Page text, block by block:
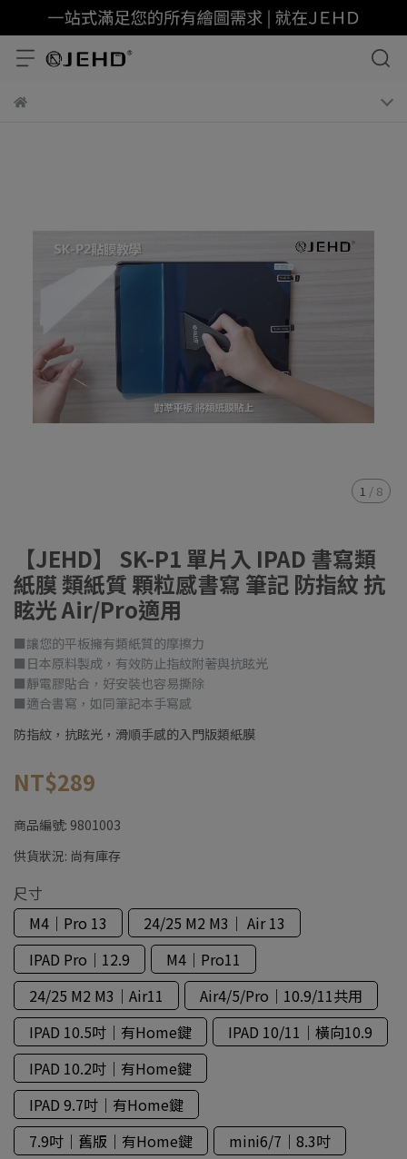
1 / 8
【JEHD】 SK-P1 單片入 IPAD 書寫類
紙膜 類紙質 顆粒感書寫 筆記 防指紋 抗
眩光 Air/Pro適用
■讓您的平板擁有類紙質的摩擦力
■日本原料製成，有效防止指紋附著與抗眩光
■靜電膠貼合，好安裝也容易撕除
■適合書寫，如同筆記本手寫感
防指紋，抗眩光，滑順手感的入門版類紙膜
NT$289
商品編號: 9801003
供貨狀況: 尚有庫存
尺寸
M4｜Pro 13
24/25 M2 M3｜ Air 13
IPAD Pro｜12.9
M4｜Pro11
24/25 M2 M3｜Air11
Air4/5/Pro｜10.9/11共用
IPAD 10.5吋｜有Home鍵
IPAD 10/11｜橫向10.9
IPAD 10.2吋｜有Home鍵
IPAD 9.7吋｜有Home鍵
7.9吋｜舊版｜有Home鍵
mini6/7｜8.3吋